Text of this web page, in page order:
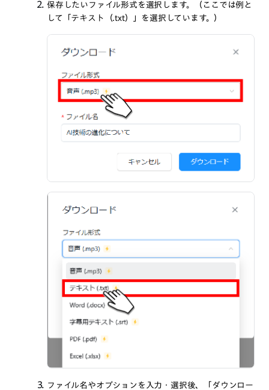
保存したいファイル形式を選択します。（ここでは例と
して「テキスト（.txt）」を選択しています。）
ファイル名やオプションを入力・選択後、「ダウンロー